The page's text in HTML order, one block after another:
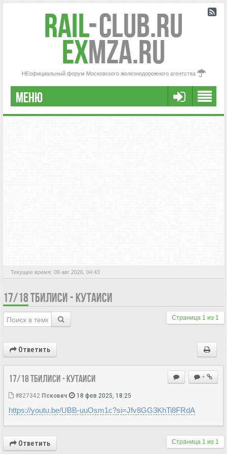
Rail-Club.RU
exMZA.RU
НЕофициальный форум Московского железнодорожного агентства
МЕНЮ
РЕГИСТРАЦИЯ
Текущее время: 09 авг 2026, 04:43
17/18 ТБИЛИСИ - КУТАИСИ
Страница 1 из 1
Ответить
+
17/18 Тбилиси - Кутаиси
#827342 Пскович 18 фев 2025, 18:25
https://youtu.be/UBB-uuOsm1c?si=Jfv8GG3KhTi8FRdA
Ответить Страница 1 из 1